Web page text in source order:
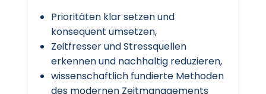
Prioritäten klar setzen und
konsequent umsetzen,
Zeitfresser und Stressquellen
erkennen und nachhaltig reduzieren,
wissenschaftlich fundierte Methoden
des modernen Zeitmanagements